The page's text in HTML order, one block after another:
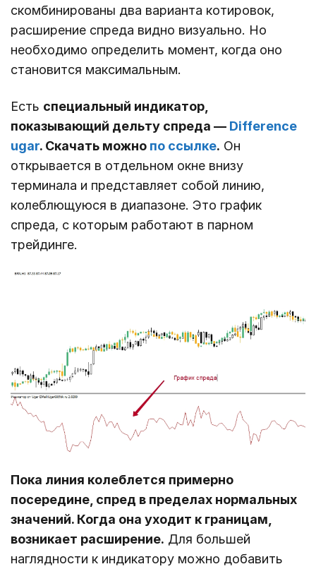
скомбинированы два варианта котировок,
расширение спреда видно визуально. Но
необходимо определить момент, когда оно
становится максимальным.
Есть специальный индикатор,
показывающий дельту спреда ― Difference
ugar. Скачать можно по ссылке. Он
открывается в отдельном окне внизу
терминала и представляет собой линию,
колеблющуюся в диапазоне. Это график
спреда, с которым работают в парном
трейдинге.
Пока линия колеблется примерно
посередине, спред в пределах нормальных
значений. Когда она уходит к границам,
возникает расширение. Для большей
наглядности к индикатору можно добавить